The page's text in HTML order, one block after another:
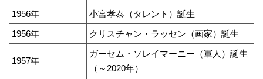
1956年
小宮孝泰（タレント）誕生
1956年
クリスチャン・ラッセン（画家）誕生
1957年
ガーセム・ソレイマーニー（軍人）誕生
（～2020年）